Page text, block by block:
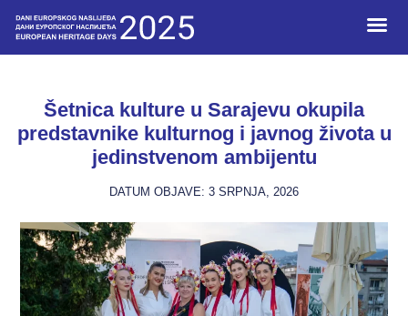
Šetnica kulture u Sarajevu okupila
predstavnike kulturnog i javnog života u
jedinstvenom ambijentu
DATUM OBJAVE: 3 SRPNJA, 2026